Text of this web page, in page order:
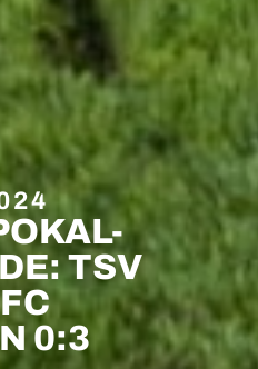
TSV
0:3